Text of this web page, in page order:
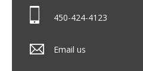
450-424-4123
Email us